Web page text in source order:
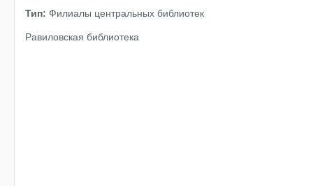
Тип: Филиалы центральных библиотек
Равиловская библиотека